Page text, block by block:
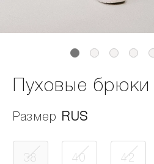
Пуховые брюки
Размер RUS
38 40 42